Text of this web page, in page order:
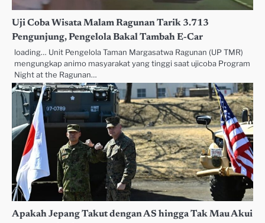
Uji Coba Wisata Malam Ragunan Tarik 3.713
Pengunjung, Pengelola Bakal Tambah E-Car
loading… Unit Pengelola Taman Margasatwa Ragunan (UP TMR)
mengungkap animo masyarakat yang tinggi saat ujicoba Program
Night at the Ragunan…
Apakah Jepang Takut dengan AS hingga Tak Mau Akui